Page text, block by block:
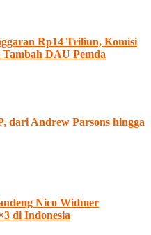
Rp14 Triliun, Komisi
DAU Pemda
dari Andrew Parsons hingga
Nico Widmer
di Indonesia